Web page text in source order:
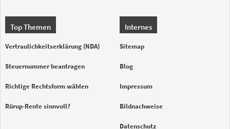
Top Themen
Vertraulichkeitserklärung (NDA)
Steuernummer beantragen
Richtige Rechtsform wählen
Rürup-Rente sinnvoll?
Internes
Sitemap
Blog
Impressum
Bildnachweise
Datenschutz